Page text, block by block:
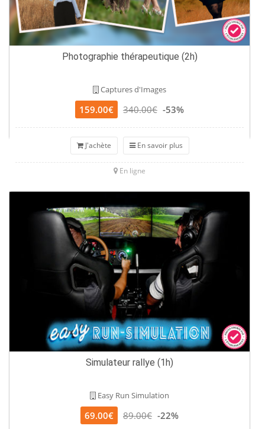
Photographie thérapeutique (2h)
Captures d'Images
159.00€ 340.00€ -53%
J'achète En savoir plus
En ligne
Simulateur rallye (1h)
Easy Run Simulation
69.00€ 89.00€ -22%